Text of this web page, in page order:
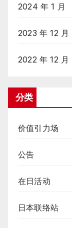
2024 年 1 月
2023 年 12 月
2022 年 12 月
分类
价值引力场
公告
在日活动
日本联络站